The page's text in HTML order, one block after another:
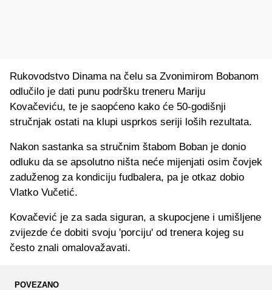
Rukovodstvo Dinama na čelu sa Zvonimirom Bobanom
odlučilo je dati punu podršku treneru Mariju
Kovačeviću, te je saopćeno kako će 50-godišnji
stručnjak ostati na klupi usprkos seriji loših rezultata.
Nakon sastanka sa stručnim štabom Boban je donio
odluku da se apsolutno ništa neće mijenjati osim čovjek
zaduženog za kondiciju fudbalera, pa je otkaz dobio
Vlatko Vučetić.
Kovačević je za sada siguran, a skupocjene i umišljene
zvijezde će dobiti svoju 'porciju' od trenera kojeg su
često znali omalovažavati.
POVEZANO